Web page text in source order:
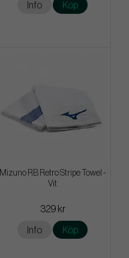
Info Köp
Mizuno RB Retro Stripe Towel -
Vit
329 kr
Info Köp